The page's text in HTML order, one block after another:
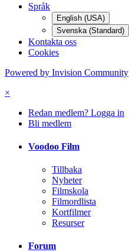
Språk
English (USA)
Svenska (Standard)
Kontakta oss
Cookies
Powered by Invision Community
×
Redan medlem? Logga in
Bli medlem
Voodoo Film
Tillbaka
Nyheter
Filmskola
Filmordlista
Kortfilmer
Resurser
Forum